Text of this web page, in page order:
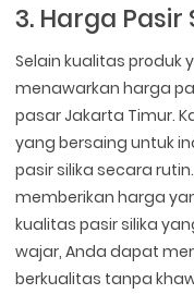
3. Harga
Selain kualitas produk
menawarkan harga
pasar Jakarta Timur.
yang bersaing untuk
pasir silika secara
memberikan harga
kualitas pasir silika
wajar, Anda dapat
berkualitas tanpa